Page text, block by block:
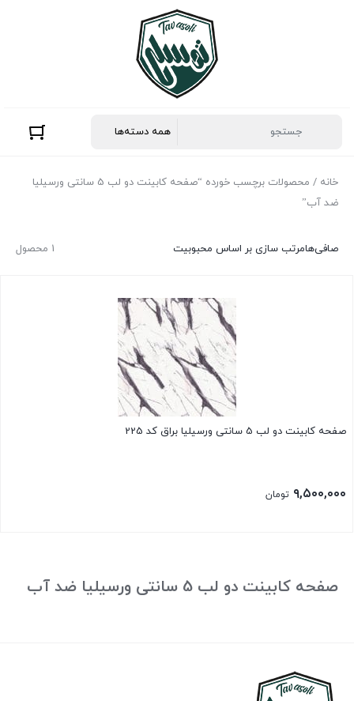
خانه
/ محصولات برچسب خورده “صفحه کابینت دو لب 5 سانتی ورسیلیا
ضد آب”
1 محصول صافی‌هامرتب سازی بر اساس محبوبیت
صفحه کابینت دو لب 5 سانتی ورسیلیا براق کد 225
۹,۵۰۰,۰۰۰ تومان
صفحه کابینت دو لب 5 سانتی ورسیلیا ضد آب